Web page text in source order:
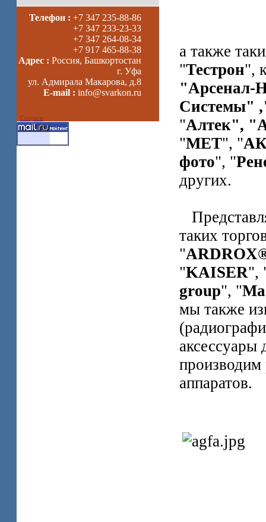
Телефон : +7 347 235-88-86
+7 347 233-23-33
+7 347 264-08-34
+7 917 465-88-38
Адрес : Россия, Башкортостан
г. Уфа
ул. Адмирала Макарова, д.8
E-mail : info@svarkon.ru
Сваркон
а также
"Тестрон",
Системы"
"Алтек",
"МЕТ", "
фото", "
других.
таких
"
"KAISER",
group", "
мы также
аксессуары
производим
аппаратов.